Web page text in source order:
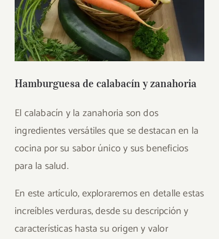
Hamburguesa de calabacín y zanahoria
El calabacín y la zanahoria son dos
ingredientes versátiles que se destacan en la
cocina por su sabor único y sus beneficios
para la salud.
En este artículo, exploraremos en detalle estas
increíbles verduras, desde su descripción y
características hasta su origen y valor